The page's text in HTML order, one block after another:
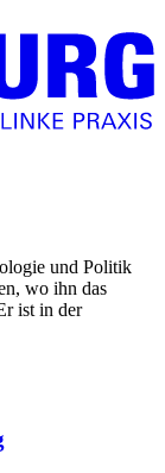
und Politik
wo ihn das
ist in der